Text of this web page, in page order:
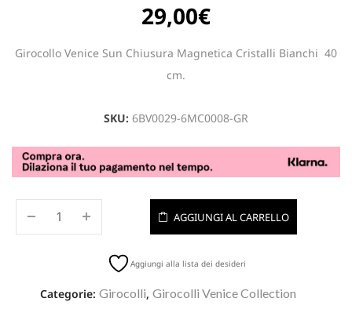
29,00€
Girocollo Venice Sun Chiusura Magnetica Cristalli Bianchi 40
cm.
SKU: 6BV0029-6MC0008-GR
AGGIUNGI AL CARRELLO
Aggiungi alla lista dei desideri
Categorie: Girocolli, Girocolli Venice Collection